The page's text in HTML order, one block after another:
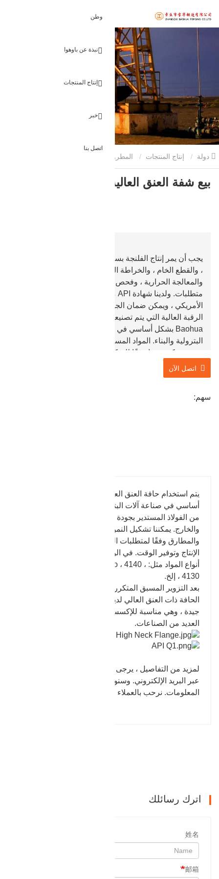
وطن
نبذة عن باوهوا
إنتاج المنتجات
خبر
اتصل بنا
إنتاج المنتجات المطروقات الزيتية
بيع شفة العنق العالية
يجب أن يمر إنتاج الفلنجة بسلسلة من المعالجة ، مثل الصب
، والقطع الخام ، والخراطة الدقيقة ، والتثقيب ، والحفر ،
والمعالجة الحرارية ، وفحص الجودة ، وما إلى ذلك.
متطلبات. ولدينا شهادة API معتمدة من معهد البترول
الأمريكي ، ويمكن ضمان الجودة. يتم استخدام الفلنجات ذات
الرقبة العالية التي يتم تصنيعها وإنتاجها من قبل شركتنا
Baohua بشكل أساسي في صناعات الآلات والمعدات
البترولية والبناء. المواد المستخدمة في المعالجة والإنتاج
مرنة ويمكن صبها وفقًا للشكل والحجم المقدم من العملاء.
ميزتنا في إنتاج فلنجات ذات رقبة عالية هي أنه يتم اعتماد
عملية حلقة دائرية غير ملحومة ، والتي يمكن أن توفر
اتصل الآن
سهم:
يتم استخدام حافة العنق العالية التي تنتجها شركتنا بشكل
أساسي في صناعة آلات البترول. يتم شراء المواد الخام
من الفولاذ المستدير بجودة معترف بها في الداخل
والخارج. يمكننا تشكيل النموذج المقابل للقوالب
والمطارق وفقًا لمتطلبات العملاء ، وبالتالي تحسين كفاءة
الإنتاج وتوفير الوقت. في الوقت الحاضر ، لدينا العديد من
أنواع المواد مثل: 42CrMo ، 45 # ، 35CrMo ، 4140 ،
4130 ، إلخ.
بعد التزوير المسبق المتكرر والتطريق بالقالب ، فإن
الحافة ذات العنق العالي لديها نسبة تشكيل عالية ومتانة
جيدة ، وهي مناسبة للإكسسوارات الرئيسية للمعدات في
العديد من الصناعات.
لمزيد من التفاصيل ، يرجى الاتصال بنا عبر الإنترنت أو
عبر البريد الإلكتروني. وسنوافيك بالرد فور تلقينا
المعلومات. نرحب بالعملاء الجدد والقدامى لتقديم طلب.
اترك رسائلك
姓名
邮箱